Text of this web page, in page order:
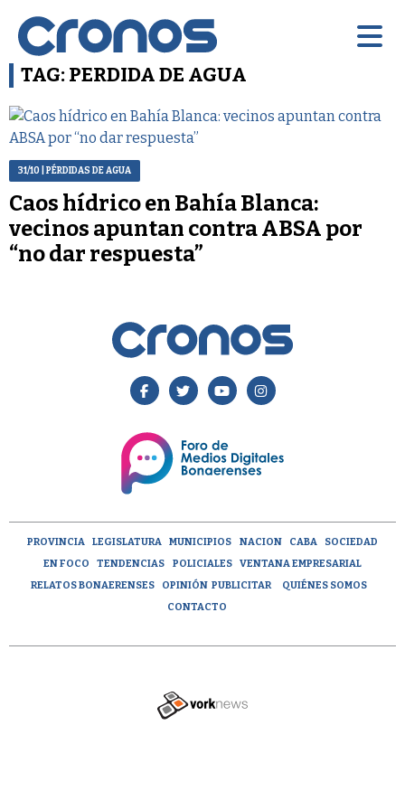
TAG: PERDIDA DE AGUA
31/10 | PÉRDIDAS DE AGUA
Caos hídrico en Bahía Blanca:
vecinos apuntan contra ABSA por
“no dar respuesta”
PROVINCIA LEGISLATURA MUNICIPIOS NACION CABA
SOCIEDAD
EN FOCO
TENDENCIAS POLICIALES
VENTANA EMPRESARIAL
RELATOS BONAERENSES
OPINIÓN PUBLICITAR
QUIÉNES SOMOS
CONTACTO